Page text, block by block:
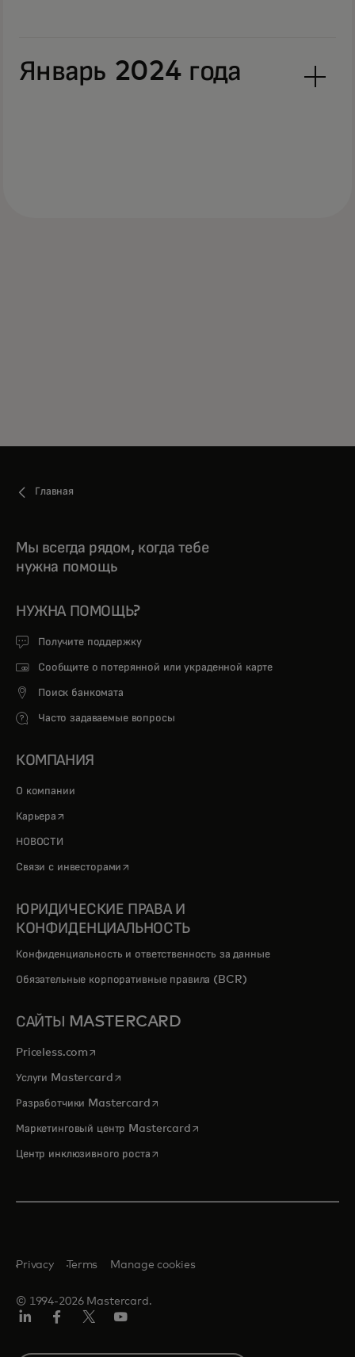
Январь 2024 года
Главная
Мы всегда рядом, когда тебе
нужна помощь
НУЖНА ПОМОЩЬ?
Получите поддержку
Сообщите о потерянной или украденной карте
Поиск банкомата
Часто задаваемые вопросы
КОМПАНИЯ
О компании
Карьера opens in a new tab
НОВОСТИ
Связи с инвесторами opens in a new tab
ЮРИДИЧЕСКИЕ ПРАВА И
КОНФИДЕНЦИАЛЬНОСТЬ
Конфиденциальность и ответственность за данные
Обязательные корпоративные правила (BCR)
САЙТЫ MASTERCARD
Priceless.com opens in a new tab
Услуги Mastercardopens in a new tab
Разработчики Mastercardopens in a new tab
Маркетинговый центр Mastercardopens in a new tab
Центр инклюзивного ростаopens in a new tab
© 1994-2026 Mastercard.
Privacy Terms Manage cookies